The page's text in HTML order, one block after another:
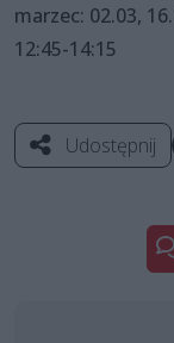
marzec: 02.03,
12:45-14:15
Udostępnij